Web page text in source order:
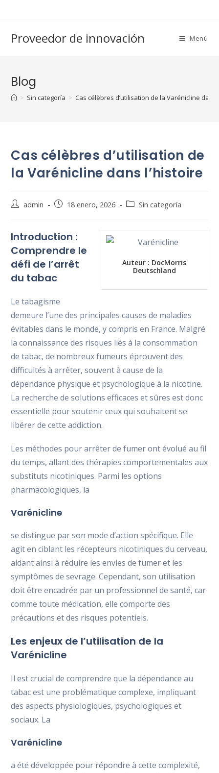
Proveedor de innovación Menú
Blog
> Sin categoría > Cas célèbres d’utilisation de la Varénicline dans
Cas célèbres d’utilisation de
la Varénicline dans l’histoire
Autor
entrada:
admin
Publicación
entrada:
18 enero, 2026
Categoría
Sin categoría
Auteur : DocMorris
Deutschland
Introduction :
Comprendre le
défi de l’arrêt
du tabac
Le tabagisme
demeure l’une des principales causes de maladies
évitables dans le monde, y compris en France. Malgré
la connaissance des risques liés à la consommation
de tabac, de nombreux fumeurs éprouvent des
difficultés à arrêter, souvent à cause de la
dépendance physique et psychologique à la nicotine.
La recherche de solutions efficaces et sûres est donc
essentielle pour soutenir ceux qui souhaitent se
libérer de cette addiction.
Les méthodes pour arrêter de fumer ont évolué au fil
du temps, allant des thérapies comportementales aux
substituts nicotiniques. Parmi les options
pharmacologiques, la
Varénicline
se distingue par son mode d’action spécifique. Elle
agit en ciblant les récepteurs nicotiniques du cerveau,
aidant ainsi à réduire les envies de fumer et les
symptômes de sevrage. Cependant, son utilisation
doit être encadrée par un professionnel de santé, car
comme toute médication, elle comporte des
précautions et des risques potentiels.
Les enjeux de l’utilisation de la
Varénicline
Il est crucial de comprendre que la dépendance au
tabac est une problématique complexe, impliquant
des aspects physiologiques, psychologiques et
sociaux. La
Varénicline
a été développée pour répondre à cette complexité,